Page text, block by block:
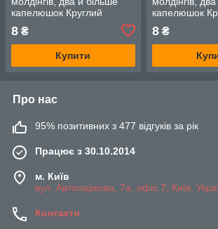
капелюшок Круглий
8 ₴
Купити
капелюшок
8₴
Про нас
95% позитивних з 477 відгуків за рік
Працює з 30.10.2014
м. Київ
вул. Автопаркова, 7а, офіс 7, Київ,
Контакти